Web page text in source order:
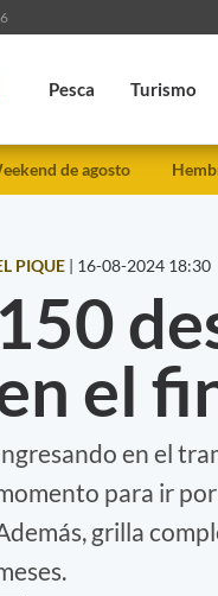
Pesca Turismo
de agosto
PIQUE | 16-08-2024 18:30
150
el
en el
para ir
grilla